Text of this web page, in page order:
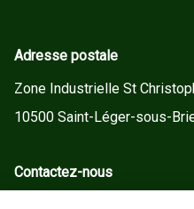
Adresse postale
Zone Industrielle St
10500 Saint-Léger-sous-
Contactez-nous